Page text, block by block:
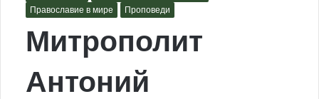
Православие в мире
Проповеди
Митрополит
Антоний